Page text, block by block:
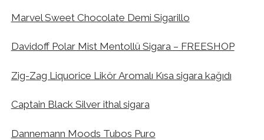
Marvel Sweet Chocolate Demi Sigarillo
Davidoff Polar Mist Mentollü Sigara – FREESHOP
Zig-Zag Liquorice Likör Aromalı Kısa sigara kağıdı
Captain Black Silver ithal sigara
Dannemann Moods Tubos Puro